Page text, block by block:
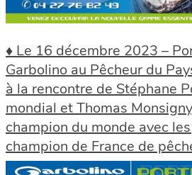
♦ Le 16 décembre 2023 –
Garbolino au Pêcheur du
à la rencontre de Stéphane
mondial et Thomas
champion du monde avec
champion de France de